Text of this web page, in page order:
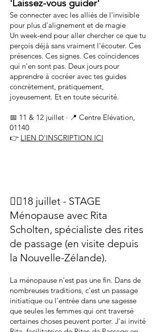
'Laissez-vous guider'
Se connecter avec les alliés de l'invisible
pour plus d'alignement et de magie
Un week-end pour aller chercher ce que tu
perçois déjà sans vraiment l'écouter. Ces
présences. Ces signes. Ces coïncidences
qui n'en sont pas. Deux jours pour
apprendre à cocréer avec tes guides
concrètement, pratiquement,
joyeusement. Et en toute sécurité.
📅 11 & 12 juillet · 📍 Centre Elévation,
01140
👉 LIEN D'INSCRIPTION ICI
❤️‍🔥18 juillet - STAGE
Ménopause avec Rita
Scholten, spécialiste des rites
de passage (en visite depuis
la Nouvelle-Zélande).
La ménopause n'est pas une fin. Dans de
nombreuses traditions, c'est un passage
initiatique ou l'entrée dans une sagesse
que seules les femmes qui ont traversé
certaines choses peuvent porter. J'ai invité